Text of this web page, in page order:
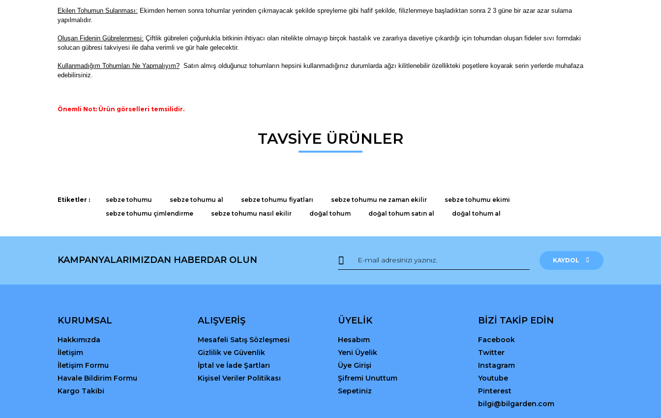
Ekilen Tohumun Sulanması: Ekimden hemen sonra tohumlar yerinden çıkmayacak şekilde spreyleme gibi hafif şekilde, filizlenmeye başladıktan sonra 2 3 güne bir azar azar sulama
yapılmalıdır.
Oluşan Fidenin Gübrelenmesi: Çiftlik gübreleri çoğunlukla bitkinin ihtiyacı olan nitelikte olmayıp birçok hastalık ve zararlıya davetiye çıkardığı için tohumdan oluşan fideler sıvı formdaki
solucan gübresi takviyesi ile daha verimli ve gür hale gelecektir.
Kullanmadığım Tohumları Ne Yapmalıyım? Satın almış olduğunuz tohumların hepsini kullanmadığınız durumlarda ağzı kilitlenebilir özellikteki poşetlere koyarak serin yerlerde muhafaza
edebilirsiniz.
Önemli Not: Ürün görselleri temsilidir.
Bu ürüne ilk yorumu siz yapın!
Bu ürünün fiyat bilgisi, resim, ürün açıklamalarında ve diğer konularda yetersiz gördüğünüz noktaları öneri formunu kullanarak tarafımıza iletebilirsiniz.
Gönder
TAVSİYE ÜRÜNLER
Etiketler : sebze tohumu sebze tohumu al sebze tohumu fiyatları sebze tohumu ne zaman ekilir
sebze tohumu ekimi
sebze tohumu çimlendirme
sebze tohumu nasıl ekilir doğal tohum doğal tohum satın al doğal tohum al
KAMPANYALARIMIZDAN HABERDAR OLUN KAYDOL
KURUMSAL
Hakkımızda
İletişim
İletişim Formu
Havale Bildirim Formu
Kargo Takibi
ALIŞVERİŞ
Mesafeli Satış Sözleşmesi
Gizlilik ve Güvenlik
İptal ve İade Şartları
Kişisel Veriler Politikası
ÜYELİK
Hesabım
Yeni Üyelik
Üye Girişi
Şifremi Unuttum
Sepetiniz
BİZİ TAKİP EDİN
Facebook
Twitter
Instagram
Youtube
Pinterest
bilgi@bilgarden.com